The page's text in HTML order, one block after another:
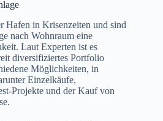
Hafen in Krisenzeiten und sind
nach Wohnraum eine
Laut Experten ist es
diversifiziertes Portfolio
Möglichkeiten, in
Einzelkäufe,
Projekte und der Kauf von